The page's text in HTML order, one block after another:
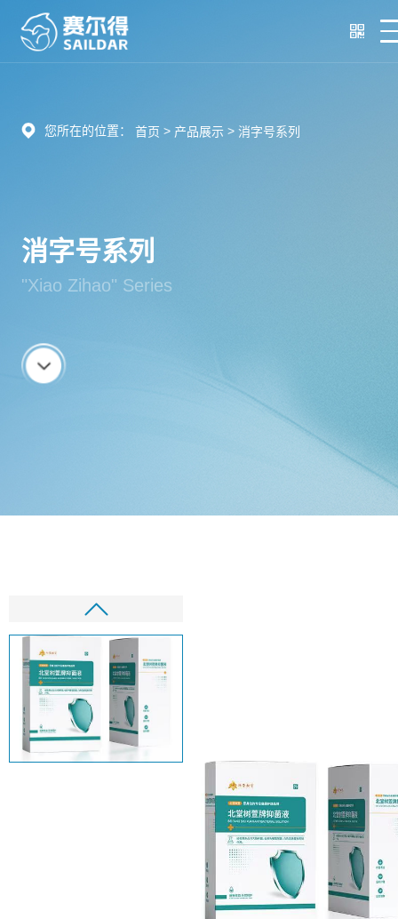
您所在的位置： 首页 > 产品展示 > 消字号系列
消字号系列
"Xiao Zihao" Series